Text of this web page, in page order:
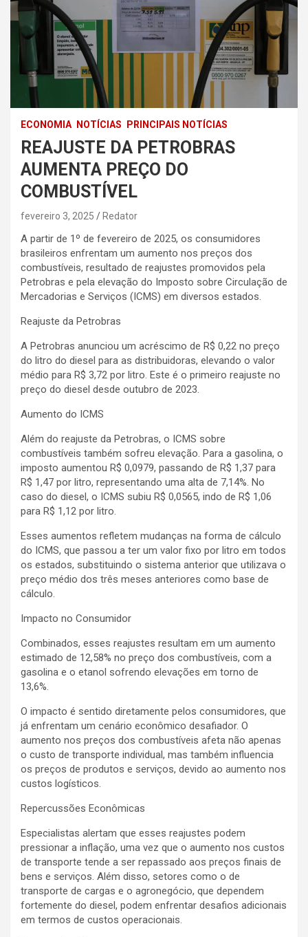
ECONOMIA NOTÍCIAS PRINCIPAIS NOTÍCIAS
REAJUSTE DA PETROBRAS
AUMENTA PREÇO DO
COMBUSTÍVEL
fevereiro 3, 2025 Redator
A partir de 1º de fevereiro de 2025, os consumidores
brasileiros enfrentam um aumento nos preços dos
combustíveis, resultado de reajustes promovidos pela
Petrobras e pela elevação do Imposto sobre Circulação de
Mercadorias e Serviços (ICMS) em diversos estados.
Reajuste da Petrobras
A Petrobras anunciou um acréscimo de R$ 0,22 no preço
do litro do diesel para as distribuidoras, elevando o valor
médio para R$ 3,72 por litro. Este é o primeiro reajuste no
preço do diesel desde outubro de 2023.
Aumento do ICMS
Além do reajuste da Petrobras, o ICMS sobre
combustíveis também sofreu elevação. Para a gasolina, o
imposto aumentou R$ 0,0979, passando de R$ 1,37 para
R$ 1,47 por litro, representando uma alta de 7,14%. No
caso do diesel, o ICMS subiu R$ 0,0565, indo de R$ 1,06
para R$ 1,12 por litro.
Esses aumentos refletem mudanças na forma de cálculo
do ICMS, que passou a ter um valor fixo por litro em todos
os estados, substituindo o sistema anterior que utilizava o
preço médio dos três meses anteriores como base de
cálculo.
Impacto no Consumidor
Combinados, esses reajustes resultam em um aumento
estimado de 12,58% no preço dos combustíveis, com a
gasolina e o etanol sofrendo elevações em torno de
13,6%.
O impacto é sentido diretamente pelos consumidores, que
já enfrentam um cenário econômico desafiador. O
aumento nos preços dos combustíveis afeta não apenas
o custo de transporte individual, mas também influencia
os preços de produtos e serviços, devido ao aumento nos
custos logísticos.
Repercussões Econômicas
Especialistas alertam que esses reajustes podem
pressionar a inflação, uma vez que o aumento nos custos
de transporte tende a ser repassado aos preços finais de
bens e serviços. Além disso, setores como o de
transporte de cargas e o agronegócio, que dependem
fortemente do diesel, podem enfrentar desafios adicionais
em termos de custos operacionais.